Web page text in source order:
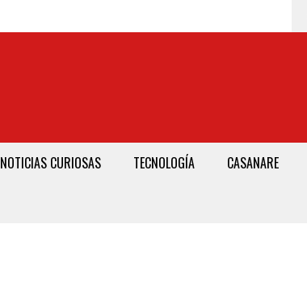
NOTICIAS CURIOSAS TECNOLOGÍA CASANARE